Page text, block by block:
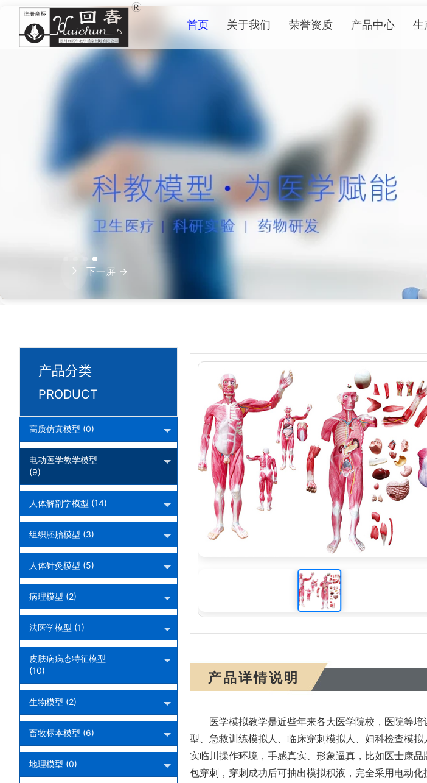
首页 关于我们 荣誉资质 产品中心 生
下一屏 →
医学模型、医用模拟人、医学教学模型、为医学生提高技能
产品详情说明
医学模拟教学是近些年来各大医学院校，医院等
型、急救训练模拟人、临床穿刺模拟人、妇科检查模
实临川操作环境，手感真实、形象逼真，比如医士康
包穿刺，穿刺成功后可抽出模拟积液，完全采用电动
产品分类
PRODUCT
高质仿真模型 (0)
电动医学教学模型
(9)
人体解剖学模型 (14)
组织胚胎模型 (3)
人体针灸模型 (5)
病理模型 (2)
法医学模型 (1)
皮肤病病态特征模型
(10)
生物模型 (2)
畜牧标本模型 (6)
地理模型 (0)